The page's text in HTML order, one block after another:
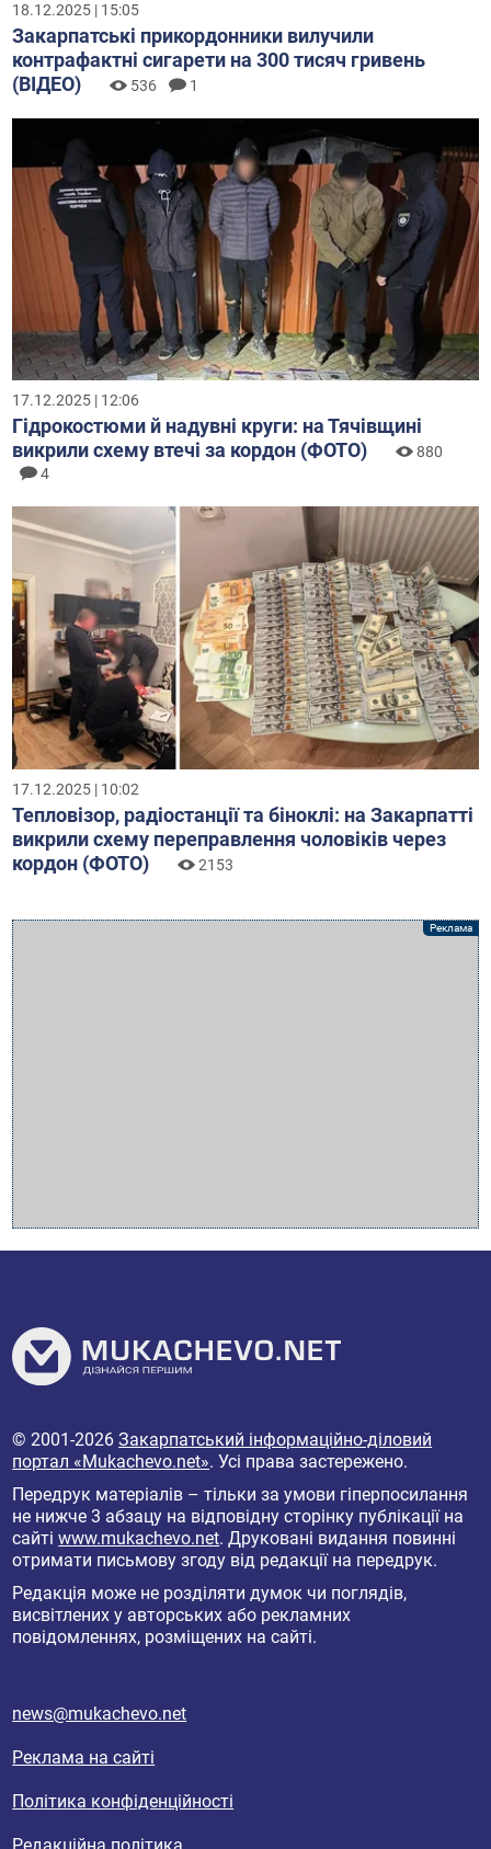
18.12.2025 | 15:05
Закарпатські прикордонники вилучили
контрафактні сигарети на 300 тисяч гривень
(ВІДЕО)
536 1
17.12.2025 | 12:06
Гідрокостюми й надувні круги: на Тячівщині
викрили схему втечі за кордон (ФОТО)
880
4
17.12.2025 | 10:02
Тепловізор, радіостанції та біноклі: на Закарпатті
викрили схему переправлення чоловіків через
кордон (ФОТО)
2153
© 2001-2026Закарпатський інформаційно-діловий
портал «Mukachevo.net». Усі права застережено.
Передрук матеріалів – тільки за умови гіперпосилання
не нижче 3 абзацу на відповідну сторінку публікації на
сайтіwww.mukachevo.net. Друковані видання повинні
отримати письмову згоду від редакції на передрук.
Редакція може не розділяти думок чи поглядів,
висвітлених у авторських або рекламних
повідомленнях, розміщених на сайті.
news@mukachevo.net
Реклама на сайті
Політика конфіденційності